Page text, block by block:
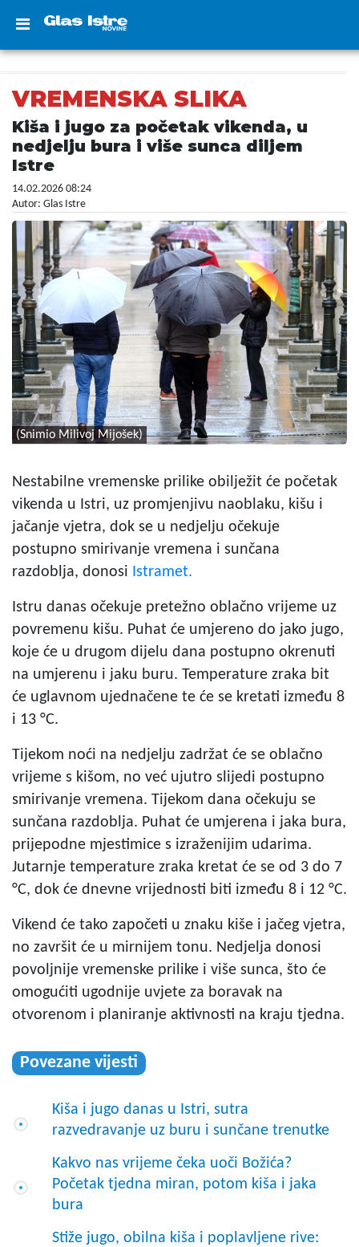
VREMENSKA SLIKA
Kiša i jugo za početak vikenda, u
nedjelju bura i više sunca diljem
Istre
14.02.2026 08:24
Autor: Glas Istre
(Snimio Milivoj Mijošek)
Nestabilne vremenske prilike obilježit će početak
vikenda u Istri, uz promjenjivu naoblaku, kišu i
jačanje vjetra, dok se u nedjelju očekuje
postupno smirivanje vremena i sunčana
razdoblja, donosi Istramet.
Istru danas očekuje pretežno oblačno vrijeme uz
povremenu kišu. Puhat će umjereno do jako jugo,
koje će u drugom dijelu dana postupno okrenuti
na umjerenu i jaku buru. Temperature zraka bit
će uglavnom ujednačene te će se kretati između 8
i 13 °C.
Tijekom noći na nedjelju zadržat će se oblačno
vrijeme s kišom, no već ujutro slijedi postupno
smirivanje vremena. Tijekom dana očekuju se
sunčana razdoblja. Puhat će umjerena i jaka bura,
prijepodne mjestimice s izraženijim udarima.
Jutarnje temperature zraka kretat će se od 3 do 7
°C, dok će dnevne vrijednosti biti između 8 i 12 °C.
Vikend će tako započeti u znaku kiše i jačeg vjetra,
no završit će u mirnijem tonu. Nedjelja donosi
povoljnije vremenske prilike i više sunca, što će
omogućiti ugodnije uvjete za boravak na
otvorenom i planiranje aktivnosti na kraju tjedna.
Povezane vijesti
Kiša i jugo danas u Istri, sutra
razvedravanje uz buru i sunčane trenutke
Kakvo nas vrijeme čeka uoči Božića?
Početak tjedna miran, potom kiša i jaka
bura
Stiže jugo, obilna kiša i poplavljene rive: